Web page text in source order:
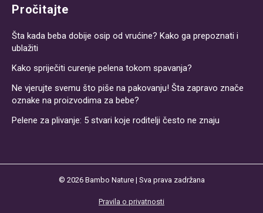
Pročitajte
Šta kada beba dobije osip od vrućine? Kako ga prepoznati i
ublažiti
Kako spriječiti curenje pelena tokom spavanja?
Ne vjerujte svemu što piše na pakovanju! Šta zapravo znače
oznake na proizvodima za bebe?
Pelene za plivanje: 5 stvari koje roditelji često ne znaju
© 2026 Bambo Nature| Sva prava zadržana
Pravila o privatnosti